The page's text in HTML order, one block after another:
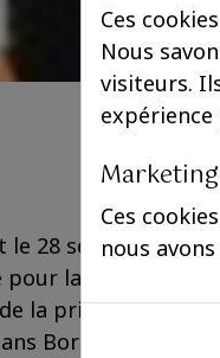
le 28 septembre
pour la sortie du
la princesse
Borbòn,
Ces
Nous
visiteurs.
expérience
Marketing
Ces
nous